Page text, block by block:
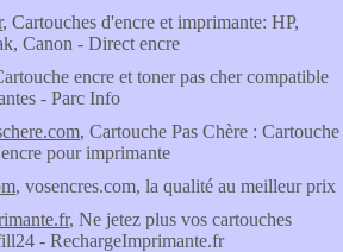
, Cartouches d'encre et imprimante: HP,
Canon - Direct encre
encre et toner pas cher compatible
- Parc Info
, Cartouche Pas Chère : Cartouche
pour imprimante
, vosencres.com, la qualité au meilleur prix
, Ne jetez plus vos cartouches
- RechargeImprimante.fr